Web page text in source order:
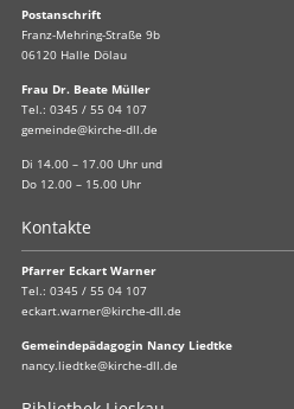
Postanschrift
Franz-Mehring-Straße 9b
06120 Halle Dölau
Frau Dr. Beate Müller
Tel.: 0345 / 55 04 107
gemeinde@kirche-dll.de
Di 14.00 – 17.00 Uhr und
Do 12.00 – 15.00 Uhr
Kontakte
Pfarrer Eckart Warner
Tel.: 0345 / 55 04 107
eckart.warner@kirche-dll.de
Gemeindepädagogin Nancy Liedtke
nancy.liedtke@kirche-dll.de